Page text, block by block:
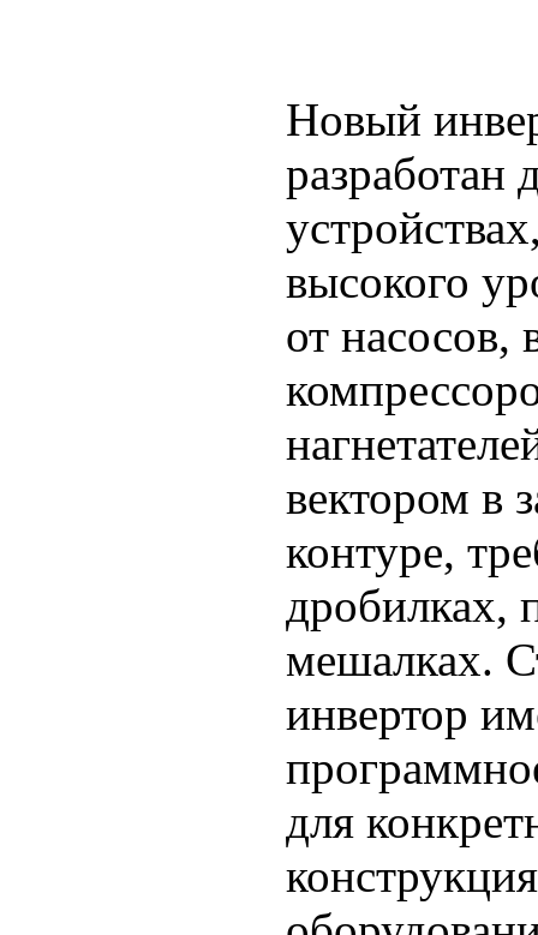
Новый
разработан
высокого
от насосов,
вектором в
контуре,
дробилках,
мешалках.
инвертор
для